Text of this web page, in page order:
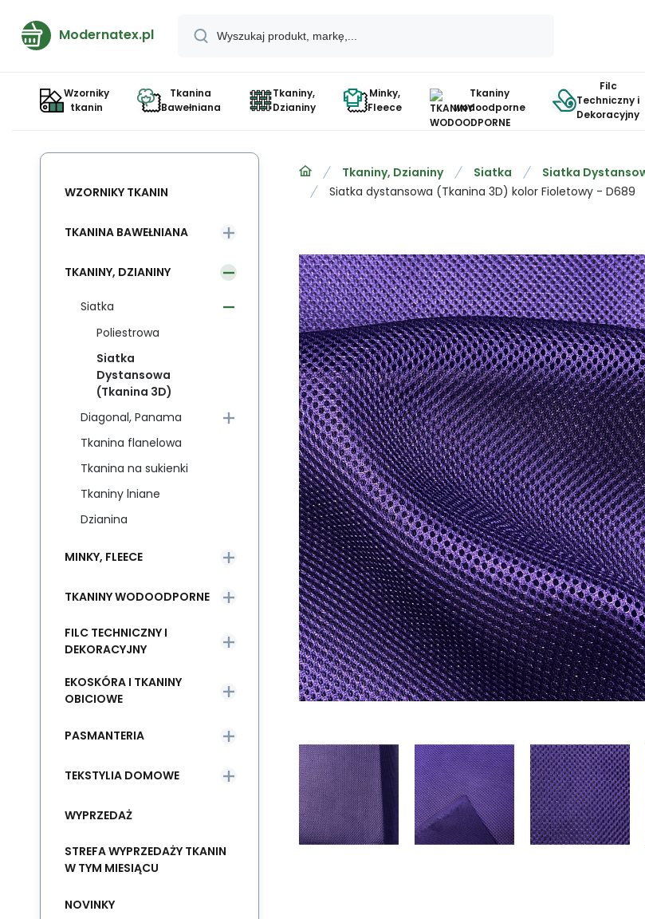
Modernatex.pl
Wzorniky
tkanin
Tkanina
Bawełniana
Tkaniny,
Dzianiny
Minky,
Fleece
Tkaniny
wodoodporne
Filc
Techniczny i
Dekoracyjny
Tkaniny, Dzianiny Siatka
Siatka
Siatka dystansowa (Tkanina 3D) kolor Fioletowy - D689
WZORNIKY TKANIN
TKANINA BAWEŁNIANA
TKANINY, DZIANINY
Siatka
Poliestrowa
Siatka
Dystansowa
(Tkanina 3D)
Diagonal, Panama
Tkanina flanelowa
Tkanina na sukienki
Tkaniny lniane
Dzianina
MINKY, FLEECE
TKANINY WODOODPORNE
FILC TECHNICZNY I
DEKORACYJNY
EKOSKÓRA I TKANINY
OBICIOWE
PASMANTERIA
TEKSTYLIA DOMOWE
WYPRZEDAŻ
STREFA WYPRZEDAŻY TKANIN
W TYM MIESIĄCU
NOVINKY